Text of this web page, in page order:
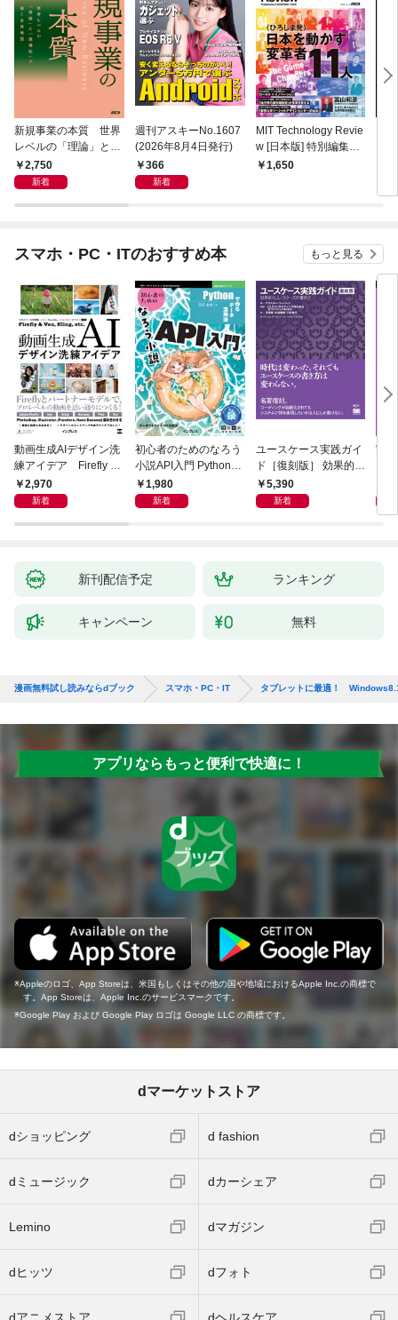
新規事業の本質 世界
レベルの「理論」と
「現場知」で描く全体
地図
2,750
新着
週刊アスキーNo.1607
(2026年8月4日発行)
366
新着
MIT Technology Revie
w [日本版] 特別編集
ポスト都市時代の社会
1,650
スマホ・PC・ITのおすすめ本 もっと見る
動画生成AIデザイン洗
練アイデア Firefly &
Veo， Kling， etc.
2,970
新着
初心者のためのなろう
小説API入門 Pythonで
作るデータ活用法
1,980
新着
ユースケース実践ガイ
ド［復刻版］ 効果的な
ユースケースの書き方
5,390
新着
実
新刊配信予定 ランキング
キャンペーン 無料
漫画無料試し読みならdブック スマホ・PC・IT タブレットに最適！
アプリならもっと便利で快適に！
Appleのロゴ、App Storeは、米国もしくはその他の国や地域におけるApple Inc.の商標で
す。App Storeは、Apple Inc.のサービスマークです。
Google Play および Google Play ロゴは Google LLC の商標です。
dマーケットストア
dショッピング d fashion
dミュージック dカーシェア
Lemino dマガジン
dヒッツ dフォト
dアニメストア dヘルスケア